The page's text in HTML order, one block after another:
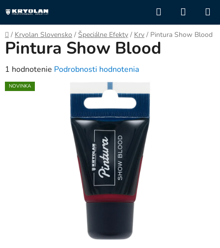
na
obsah
Hľadať
KOŠÍK
Domov
/ Kryolan Slovensko / Špeciálne Efekty / Krv / Pintura Show Blood
Pintura Show Blood
Priemerné
hodnotenie
1 hodnotenie Podrobnosti hodnotenia
NOVINKA